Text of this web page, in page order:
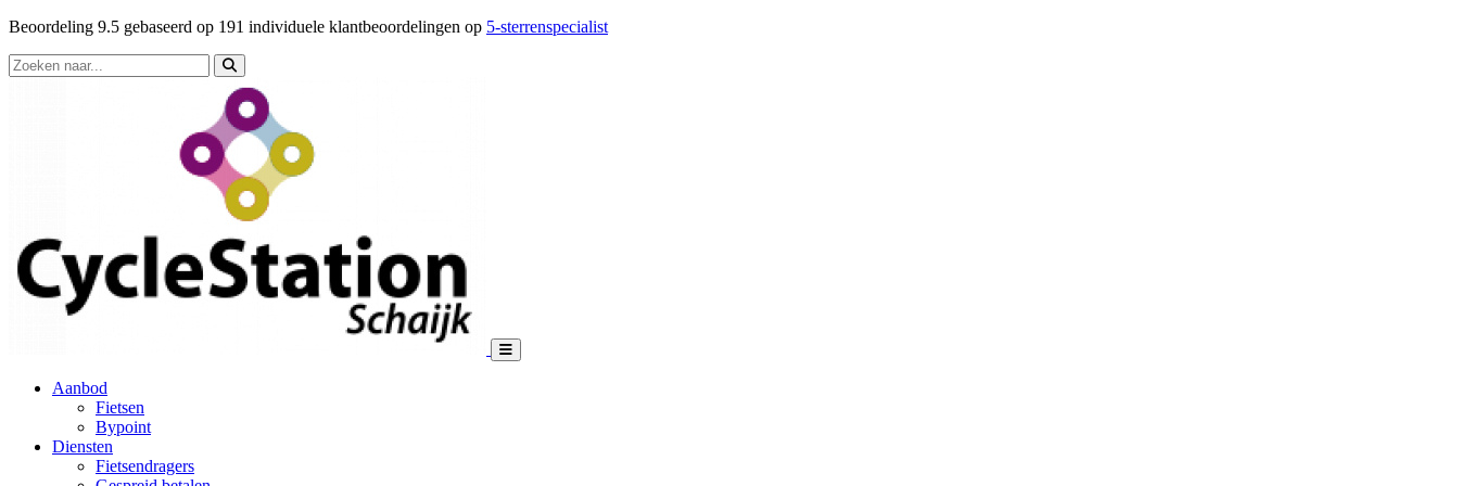
Beoordeling 9.5 gebaseerd op 191 individuele klantbeoordelingen op 5-sterrenspecialist
Aanbod
Fietsen
Bypoint
Diensten
Fietsendragers